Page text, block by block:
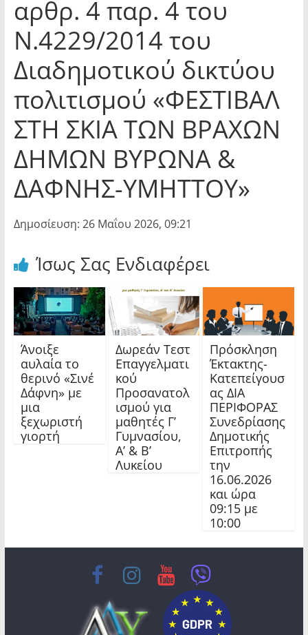
αρθρ. 4 παρ. 4 του
Ν.4229/2014 του
Διαδημοτικού δικτύου
πολιτισμού «ΦΕΣΤΙΒΑΛ
ΣΤΗ ΣΚΙΑ ΤΩΝ ΒΡΑΧΩΝ
ΔΗΜΩΝ ΒΥΡΩΝΑ &
ΔΑΦΝΗΣ-ΥΜΗΤΤΟΥ»
Δημοσίευση: 26 Μαΐου 2026, 09:21
Ίσως Σας Ενδιαφέρει
Άνοιξε
αυλαία το
θερινό «Σινέ
Δάφνη» με
μια
ξεχωριστή
γιορτή
Δωρεάν Τεστ
Επαγγελματι
κού
Προσανατολ
ισμού για
μαθητές Γ’
Γυμνασίου,
Α’ & Β’
Λυκείου
Πρόσκληση
Έκτακτης-
Κατεπείγουσ
ας ΔΙΑ
ΠΕΡΙΦΟΡΑΣ
Συνεδρίασης
Δημοτικής
Επιτροπής
την
16.06.2026
και ώρα
09:15 με
10:00